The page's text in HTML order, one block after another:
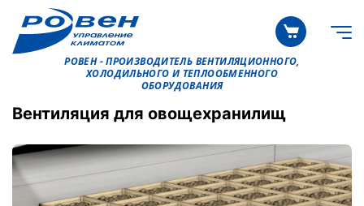
РОВЕН - ПРОИЗВОДИТЕЛЬ ВЕНТИЛЯЦИОННОГО,
ХОЛОДИЛЬНОГО И ТЕПЛООБМЕННОГО
ОБОРУДОВАНИЯ
Вентиляция для овощехранилищ